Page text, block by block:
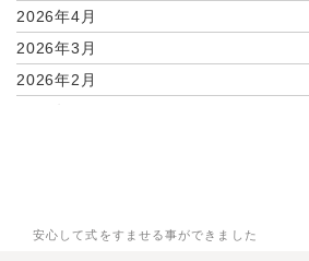
安心して式をすませる事ができました
2026年4月
2026年3月
2026年2月
2025年7月